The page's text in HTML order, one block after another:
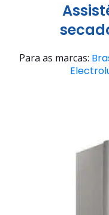
Para as marcas: